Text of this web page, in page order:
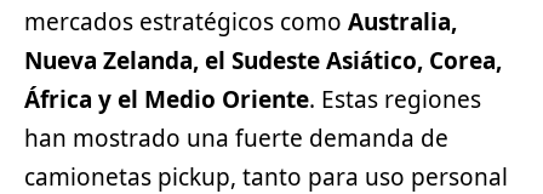
mercados estratégicos como Australia,
Nueva Zelanda, el Sudeste Asiático, Corea,
África y el Medio Oriente. Estas regiones
han mostrado una fuerte demanda de
camionetas pickup, tanto para uso personal